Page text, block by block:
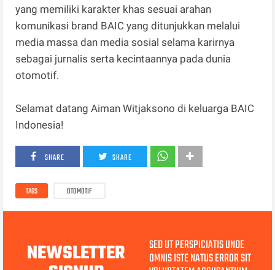
yang memiliki karakter khas sesuai arahan
komunikasi brand BAIC yang ditunjukkan melalui
media massa dan media sosial selama karirnya
sebagai jurnalis serta kecintaannya pada dunia
otomotif.
Selamat datang Aiman Witjaksono di keluarga BAIC
Indonesia!
SHARE SHARE
TAGS OTOMOTIF
NEWSLETTER SED UT PERSPICIATIS UNDE
OMNIS ISTE NATUS ERROR SIT